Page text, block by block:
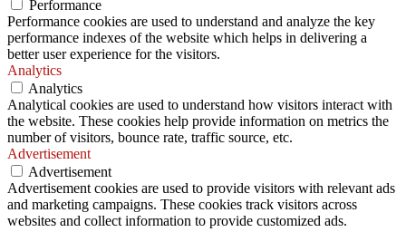
Performance
Performance cookies are used to understand and analyze the key
performance indexes of the website which helps in delivering a
better user experience for the visitors.
Analytics
Analytics
Analytical cookies are used to understand how visitors interact with
the website. These cookies help provide information on metrics the
number of visitors, bounce rate, traffic source, etc.
Advertisement
Advertisement
Advertisement cookies are used to provide visitors with relevant ads
and marketing campaigns. These cookies track visitors across
websites and collect information to provide customized ads.